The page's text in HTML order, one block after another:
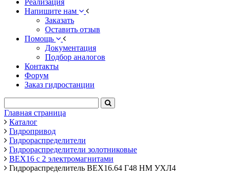
Напишите нам
Заказать
Оставить отзыв
Помощь
Документация
Подбор аналогов
Контакты
Форум
Заказ гидростанции
Главная страница
Каталог
Гидропривод
Гидрораспределители
Гидрораспределители золотниковые
ВЕХ16 с 2 электромагнитами
Гидрораспределитель ВЕХ16.64 Г48 НМ УХЛ4